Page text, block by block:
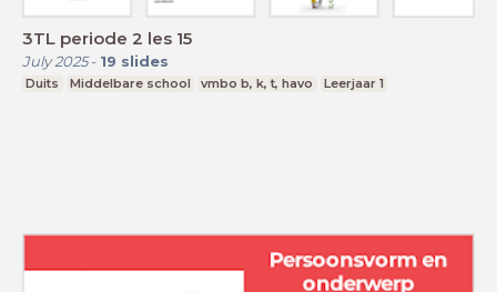
3TL periode 2 les 15
July 2025- 19 slides
Duits Middelbare school vmbo b, k, t, havo Leerjaar 1